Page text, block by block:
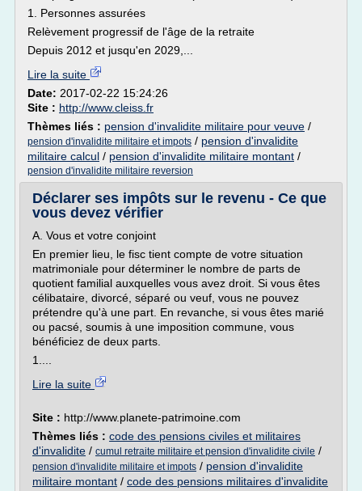
1. Personnes assurées
Relèvement progressif de l'âge de la retraite
Depuis 2012 et jusqu'en 2029,...
Lire la suite
Date: 2017-02-22 15:24:26
Site : http://www.cleiss.fr
Thèmes liés : pension d'invalidite militaire pour veuve /
pension d'invalidite militaire et impots / pension d'invalidite
militaire calcul / pension d'invalidite militaire montant /
pension d'invalidite militaire reversion
Déclarer ses impôts sur le revenu - Ce que
vous devez vérifier
A. Vous et votre conjoint
En premier lieu, le fisc tient compte de votre situation
matrimoniale pour déterminer le nombre de parts de
quotient familial auxquelles vous avez droit. Si vous êtes
célibataire, divorcé, séparé ou veuf, vous ne pouvez
prétendre qu'à une part. En revanche, si vous êtes marié
ou pacsé, soumis à une imposition commune, vous
bénéficiez de deux parts.
1....
Lire la suite
Site : http://www.planete-patrimoine.com
Thèmes liés : code des pensions civiles et militaires
d'invalidite / cumul retraite militaire et pension d'invalidite civile /
pension d'invalidite militaire et impots / pension d'invalidite
militaire montant / code des pensions militaires d'invalidite